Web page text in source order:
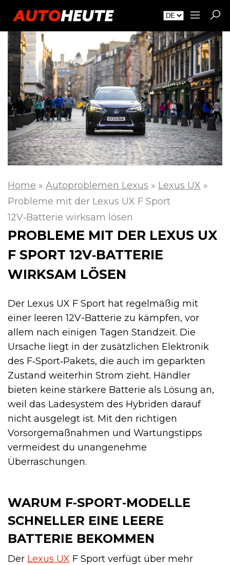
Home » Autoproblemen Lexus » Lexus UX »
Probleme mit der Lexus UX F Sport
12V‑Batterie wirksam lösen
PROBLEME MIT DER LEXUS UX
F SPORT 12V‑BATTERIE
WIRKSAM LÖSEN
Der Lexus UX F Sport hat regelmäßig mit
einer leeren 12V-Batterie zu kämpfen, vor
allem nach einigen Tagen Standzeit. Die
Ursache liegt in der zusätzlichen Elektronik
des F‑Sport‑Pakets, die auch im geparkten
Zustand weiterhin Strom zieht. Händler
bieten keine stärkere Batterie als Lösung an,
weil das Ladesystem des Hybriden darauf
nicht ausgelegt ist. Mit den richtigen
Vorsorgemaßnahmen und Wartungstipps
vermeidest du unangenehme
Überraschungen.
WARUM F‑SPORT‑MODELLE
SCHNELLER EINE LEERE
BATTERIE BEKOMMEN
Der Lexus UX F Sport verfügt über mehr